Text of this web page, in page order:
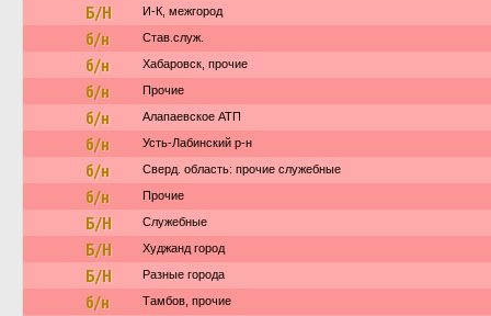
Б/Н И-К, межгород
б/н Став.служ.
б/н Хабаровск, прочие
б/н Прочие
б/н Алапаевское АТП
б/н Усть-Лабинский р-н
б/н Сверд. область: прочие служебные
б/н Прочие
Б/Н Служебные
Б/Н Худжанд город
Б/Н Разные города
б/н Тамбов, прочие